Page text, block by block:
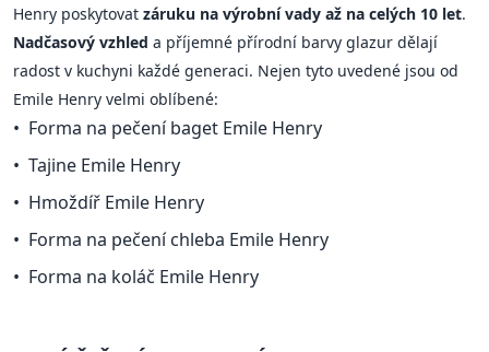
Henry poskytovat záruku na výrobní vady až na celých 10 let.
Nadčasový vzhled a příjemné přírodní barvy glazur dělají
radost v kuchyni každé generaci. Nejen tyto uvedené jsou od
Emile Henry velmi oblíbené:
Forma na pečení baget Emile Henry
Tajine Emile Henry
Hmoždíř Emile Henry
Forma na pečení chleba Emile Henry
Forma na koláč Emile Henry